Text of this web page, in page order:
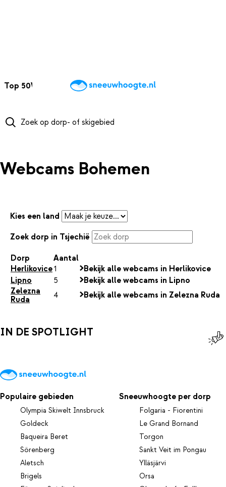
Top 50Webcams WintersportweerKaarten
Webcams Bohemen
Kies een land
Zoek dorp in Tsjechië
Dorp
Aantal
Herlikovice1
Bekijk alle webcams in Herlikovice
Lipno
5
Bekijk alle webcams in Lipno
Zelezna
Ruda
4 Bekijk alle webcams in Zelezna Ruda
IN DE SPOTLIGHT
Populaire gebieden
Olympia Skiwelt Innsbruck
Goldeck
Baqueira Beret
Sörenberg
Aletsch
Brigels
Sneeuwhoogte per dorp
Folgaria - Fiorentini
Le Grand Bornand
Torgon
Sankt Veit im Pongau
Ylläsjärvi
Orsa